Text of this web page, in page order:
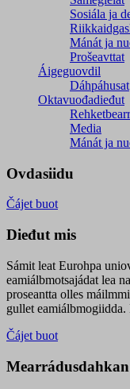
Sosiála ja
Mánát ja
Prošeavttat
Áigeguovdil
Dáhpáhusat
Oktavuođadieđut
Media
Mánát ja
Ovdasiidu
Čájet buot
Dieđut mis
Sámit leat Eurohpa
eamiálbmotsajádat lea
proseantta olles
gullet
Čájet buot
Mearrádusdahkan